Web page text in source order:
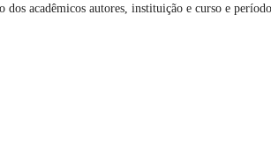
acadêmicos autores, instituição e curso e